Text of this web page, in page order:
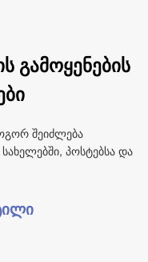
გამოყენების
შეიძლება
პოსტებსა და